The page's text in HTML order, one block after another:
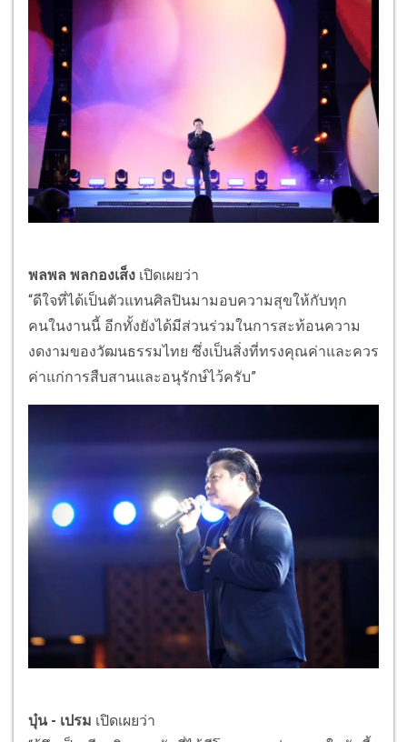
พลพล พลกองเส็ง เปิดเผยว่า
“ดีใจที่ได้เป็นตัวแทนศิลปินมามอบความสุขให้กับทุก
คนในงานนี้ อีกทั้งยังได้มีส่วนร่วมในการสะท้อนความ
งดงามของวัฒนธรรมไทย ซึ่งเป็นสิ่งที่ทรงคุณค่าและควร
ค่าแก่การสืบสานและอนุรักษ์ไว้ครับ”
บุ๋น - เปรม เปิดเผยว่า